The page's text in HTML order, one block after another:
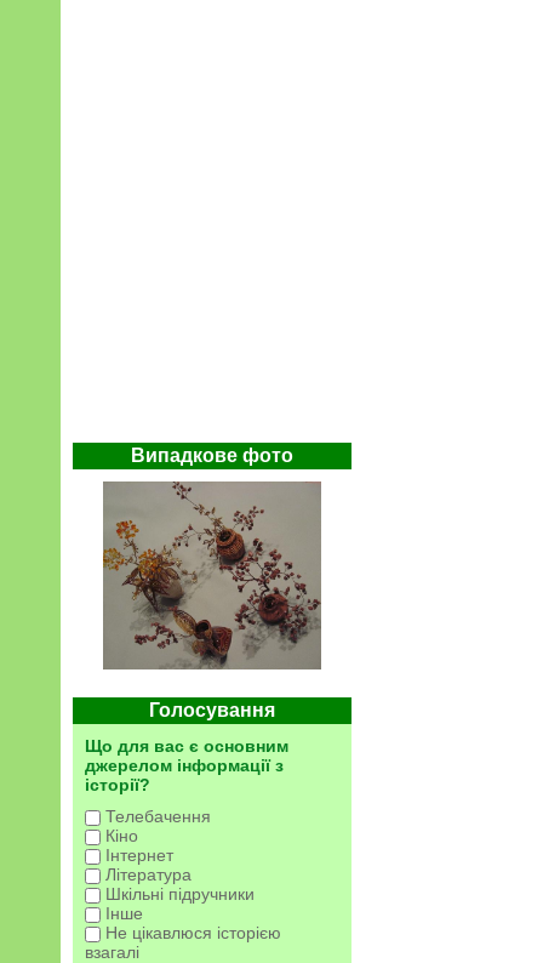
Випадкове фото
Голосування
Що для вас є основним
джерелом інформації з
історії?
Телебачення
Кіно
Інтернет
Література
Шкільні підручники
Інше
Не цікавлюся історією
взагалі